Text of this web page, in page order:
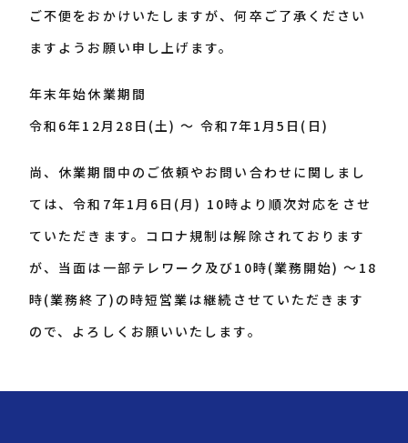
ご不便をおかけいたしますが、何卒ご了承ください
ますようお願い申し上げます。
年末年始休業期間
令和6年12月28日(土) ～ 令和7年1月5日(日)
尚、休業期間中のご依頼やお問い合わせに関しまし
ては、令和7年1月6日(月) 10時より順次対応をさせ
ていただきます。コロナ規制は解除されております
が、当面は一部テレワーク及び10時(業務開始) ～18
時(業務終了)の時短営業は継続させていただきます
ので、よろしくお願いいたします。